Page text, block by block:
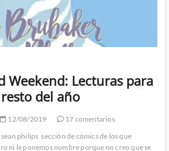
Weekend: Lecturas para
del año
12/08/2019
17 comentarios
sean philips sección de cómics de los que
ni le ponemos nombre porque no creo que se